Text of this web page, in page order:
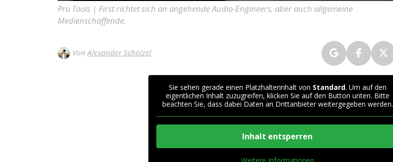
Pro Tools | First richtet sich an angehende Audio-Engineers, aber auch allgemeine
Medienschaffende.
Von Alexander Schölzel
Sie sehen gerade einen Platzhalterinhalt von Standard. Um auf den
eigentlichen Inhalt zuzugreifen, klicken Sie auf den Button unten. Bitte
beachten Sie, dass dabei Daten an Drittanbieter weitergegeben werden.
Inhalt entsperren